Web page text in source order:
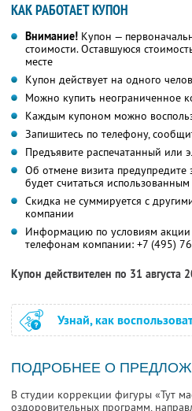
КАК РАБОТАЕТ КУПОН
Внимание! Купон —
стоимости. Оставшуюся
месте
Купон действует на одного
Можно купить неограниченное
Каждым купоном можно
Запишитесь по телефону,
Предъявите распечатанный или
Об отмене визита предупредите
будет считаться использованным
Скидка не суммируется с
компании
Информацию по условиям
телефонам компании: +7 (495)
Купон действителен по 31 августа
Узнай, как
ПОДРОБНЕЕ О
В студии коррекции фигуры «Тут
оздоровительных программ,